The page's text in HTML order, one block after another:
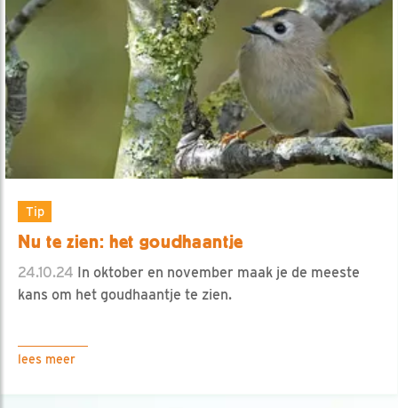
Tip
Nu te zien: het goudhaantje
24.10.24 In oktober en november maak je de meeste
kans om het goudhaantje te zien.
lees meer